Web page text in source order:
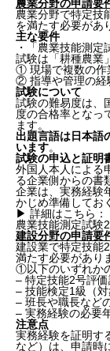
農業分野の申請要
農業分野で特定技
を満たす必要があ
主な要件
・「農業技能測
試験は「耕種農業
① 現場で複数の作
② 指導や管理の経
試験について
試験の難易度は、
度の合格率となっ
ます。
出題言語は日本語
います。
試験の申込と証明
外国人本人による
る企業側からの書
企業は、実務経験
かじめ準備してお
▶ 詳細はこちら：
農業技能測定試験
建設分野の申請要
建設業で特定技能
満たす必要があり
①以下のいずれか
– 特定技能2号評価
– 技能検定1級（
– 班長や職長など
– 実務経験の必要
注意点
実務経験を証明す
など）は、申請時
1. 試験の
2. 実務経
要
3. 前職企
4. 実務経
7. まとめ